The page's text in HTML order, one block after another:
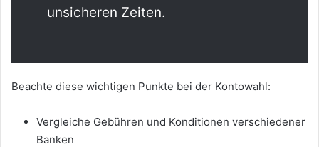
unsicheren Zeiten.
Beachte diese wichtigen Punkte bei der Kontowahl:
Vergleiche Gebühren und Konditionen verschiedener
Banken